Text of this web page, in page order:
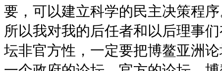
要，可以建立科学的民主决策程
所以我对我的后任者和以后理事
坛非官方性，一定要把博鳌亚洲